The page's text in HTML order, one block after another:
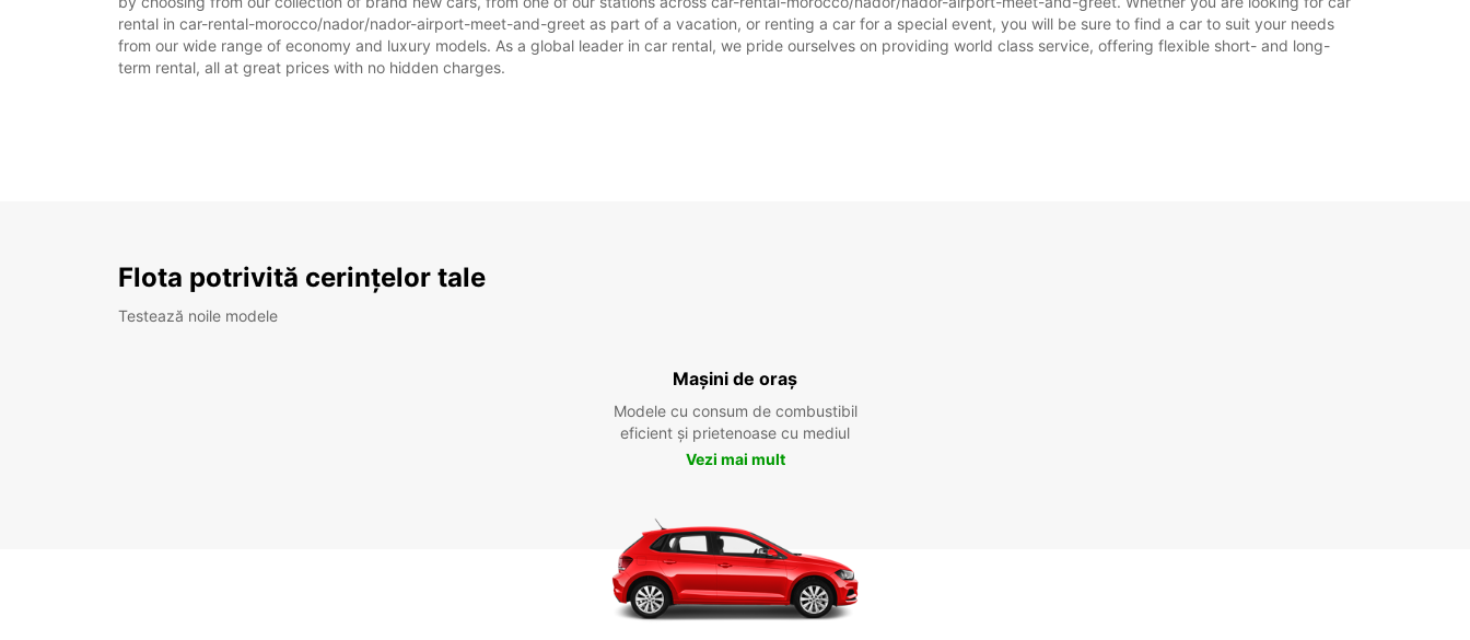
rental in car-rental-morocco/nador/nador-airport-meet-and-greet as part of a vacation, or renting a car for a special event, you will be sure to find a car to suit your needs
from our wide range of economy and luxury models. As a global leader in car rental, we pride ourselves on providing world class service, offering flexible short- and long-
term rental, all at great prices with no hidden charges.
Flota potrivită cerințelor tale
Testează noile modele
Mașini de oraș
Modele cu consum de combustibil
eficient și prietenoase cu mediul
Vezi mai mult